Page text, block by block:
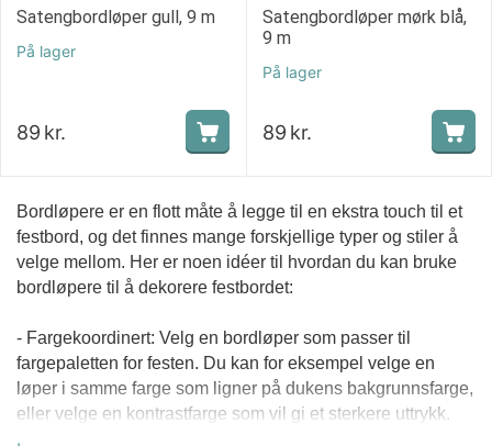
Bordløpere er en flott måte å legge til en ekstra touch til et
festbord, og det finnes mange forskjellige typer og stiler å
velge mellom. Her er noen idéer til hvordan du kan bruke
bordløpere til å dekorere festbordet:
- Fargekoordinert: Velg en bordløper som passer til
fargepaletten for festen. Du kan for eksempel velge en
løper i samme farge som ligner på dukens bakgrunnsfarge,
eller velge en kontrastfarge som vil gi et sterkere uttrykk.
Satengbordløper gull, 9 m
På lager
89 kr.
Satengbordløper mørk blå,
9 m
På lager
89 kr.